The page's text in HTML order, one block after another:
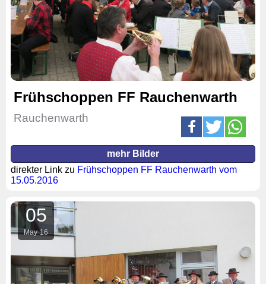
Frühschoppen FF Rauchenwarth
Rauchenwarth
mehr Bilder
direkter Link zu Frühschoppen FF Rauchenwarth vom
15.05.2016
05
May 16